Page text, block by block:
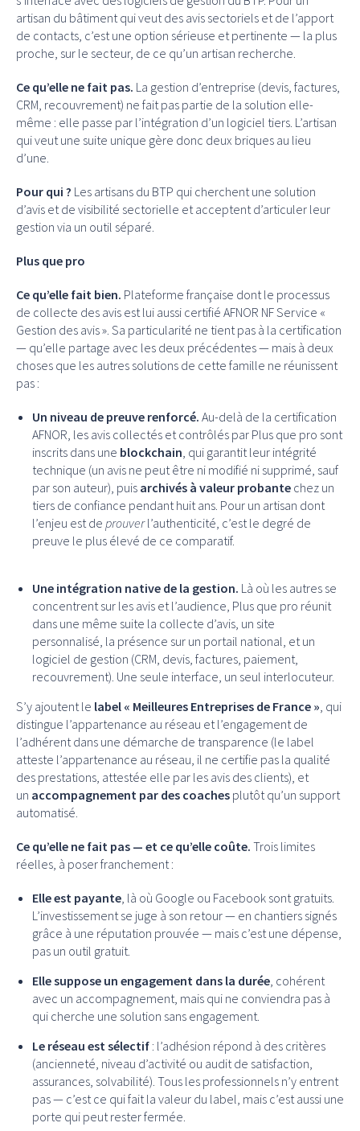
artisan du bâtiment qui veut des avis sectoriels et de l’apport
de contacts, c’est une option sérieuse et pertinente — la plus
proche, sur le secteur, de ce qu’un artisan recherche.
Ce qu’elle ne fait pas. La gestion d’entreprise (devis, factures,
CRM, recouvrement) ne fait pas partie de la solution elle-
même : elle passe par l’intégration d’un logiciel tiers. L’artisan
qui veut une suite unique gère donc deux briques au lieu
d’une.
Pour qui ? Les artisans du BTP qui cherchent une solution
d’avis et de visibilité sectorielle et acceptent d’articuler leur
gestion via un outil séparé.
Plus que pro
Ce qu’elle fait bien. Plateforme française dont le processus
de collecte des avis est lui aussi certifié AFNOR NF Service «
Gestion des avis ». Sa particularité ne tient pas à la certification
— qu’elle partage avec les deux précédentes — mais à deux
choses que les autres solutions de cette famille ne réunissent
pas :
Un niveau de preuve renforcé. Au-delà de la certification
AFNOR, les avis collectés et contrôlés par Plus que pro sont
inscrits dans une blockchain , qui garantit leur intégrité
technique (un avis ne peut être ni modifié ni supprimé, sauf
par son auteur), puis archivés à valeur probante chez un
tiers de confiance pendant huit ans. Pour un artisan dont
l’enjeu est de prouverl’authenticité, c’est le degré de
preuve le plus élevé de ce comparatif.
Une intégration native de la gestion. Là où les autres se
concentrent sur les avis et l’audience, Plus que pro réunit
dans une même suite la collecte d’avis, un site
personnalisé, la présence sur un portail national, et un
logiciel de gestion (CRM, devis, factures, paiement,
recouvrement). Une seule interface, un seul interlocuteur.
S’y ajoutent le label « Meilleures Entreprises de France » , qui
distingue l’appartenance au réseau et l’engagement de
l’adhérent dans une démarche de transparence (le label
atteste l’appartenance au réseau, il ne certifie pas la qualité
des prestations, attestée elle par les avis des clients), et
un accompagnement par des coaches plutôt qu’un support
automatisé.
Ce qu’elle ne fait pas — et ce qu’elle coûte. Trois limites
réelles, à poser franchement :
Elle est payante , là où Google ou Facebook sont gratuits.
L’investissement se juge à son retour — en chantiers signés
grâce à une réputation prouvée — mais c’est une dépense,
pas un outil gratuit.
Elle suppose un engagement dans la durée , cohérent
avec un accompagnement, mais qui ne conviendra pas à
qui cherche une solution sans engagement.
Le réseau est sélectif : l’adhésion répond à des critères
(ancienneté, niveau d’activité ou audit de satisfaction,
assurances, solvabilité). Tous les professionnels n’y entrent
pas — c’est ce qui fait la valeur du label, mais c’est aussi une
porte qui peut rester fermée.